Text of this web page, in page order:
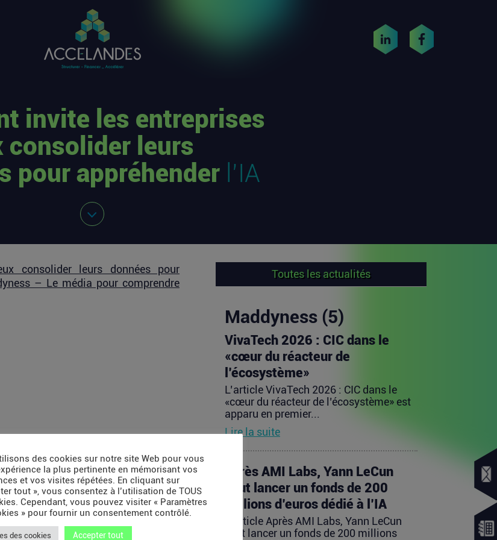
invite les entreprises
consolider leurs
pour appréhender l’IA
consolider leurs données pour
– Le média pour comprendre
Toutes les actualités
Maddyness (5)
VivaTech 2026 : CIC dans le
«cœur du réacteur de
l’écosystème»
L’article VivaTech 2026 : CIC dans le
«cœur du réacteur de l’écosystème» est
apparu en premier...
Lire la suite
Après AMI Labs, Yann LeCun
veut lancer un fonds de 200
millions d’euros dédié à l’IA
L’article Après AMI Labs, Yann LeCun
veut lancer un fonds de 200 millions
des cookies sur notre site Web pour vous
la plus pertinente en mémorisant vos
et vos visites répétées. En cliquant sur
tout », vous consentez à l’utilisation de TOUS
Cependant, vous pouvez visiter « Paramètres
» pour fournir un consentement contrôlé.
des cookies Accepter tout